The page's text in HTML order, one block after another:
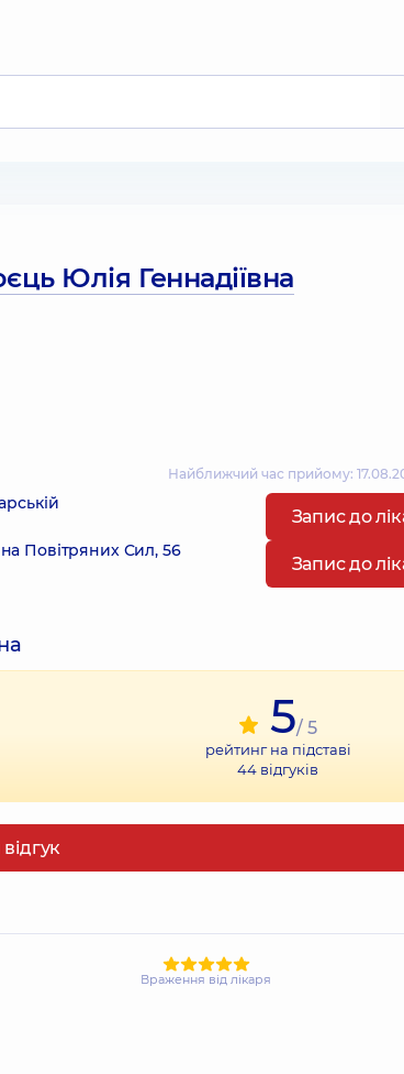
Юлія Геннадіївна
Найближчий час прийому:
Запис до
Повітряних Сил, 56
Запис до
5/ 5
рейтинг на підставі
44 відгуків
Враження від лікаря